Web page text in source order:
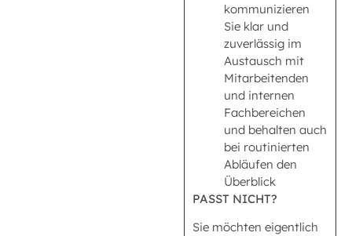
kommunizieren
Sie klar und
zuverlässig im
Austausch mit
Mitarbeitenden
und internen
Fachbereichen
und behalten auch
bei routinierten
Abläufen den
Überblick
PASST NICHT?
Sie möchten eigentlich